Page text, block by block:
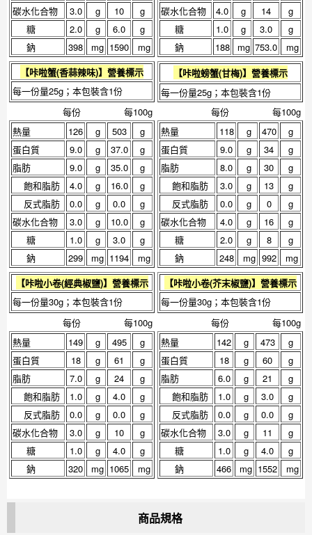
碳水化合物
3.0 g 10
g
糖
2.0 g 6.0
g
鈉
398 mg 1590 mg
碳水化合物
4.0 g 14
g
糖
1.0 g 3.0
g
鈉
188 mg 753.0
mg
【咔啦蟹(香蒜辣味)】營養標示
每一份量25g；本包裝含1份
每份
每100g
熱量
126 g 503
g
蛋白質
9.0 g 37.0
g
脂肪
9.0 g 35.0
g
飽和脂肪
4.0 g 16.0
g
反式脂肪
0.0 g 0.0
g
碳水化合物
3.0 g 10.0
g
糖
1.0 g 3.0
g
鈉
299 mg 1194 mg
【咔啦螃蟹(甘梅)】營養標示
每一份量25g；本包裝含1份
每份
每100g
熱量
118 g 470
g
蛋白質
9.0 g 34
g
脂肪
8.0 g 30
g
飽和脂肪
3.0 g 13
g
反式脂肪
0.0 g 0
g
碳水化合物
4.0 g 16
g
糖
2.0 g 8
g
鈉
248 mg 992
mg
【咔啦小卷(經典椒鹽)】營養標示
每一份量30g；本包裝含1份
每份
每100g
熱量
149 g 495
g
蛋白質
18 g 61
g
脂肪
7.0 g 24
g
飽和脂肪
1.0 g 4.0
g
反式脂肪
0.0 g 0.0
g
碳水化合物
3.0 g 10
g
糖
1.0 g 4.0
g
鈉
320 mg 1065 mg
【咔啦小卷(芥末椒鹽)】營養標示
每一份量30g；本包裝含1份
每份
每100g
熱量
142 g 473
g
蛋白質
18 g 60
g
脂肪
6.0 g 21
g
飽和脂肪
1.0 g 3.0
g
反式脂肪
0.0 g 0.0
g
碳水化合物
3.0 g 11
g
糖
1.0 g 4.0
g
鈉
466 mg 1552 mg
商品規格